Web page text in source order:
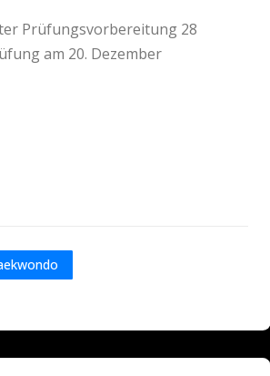
Prüfungsvorbereitung 28
am 20. Dezember